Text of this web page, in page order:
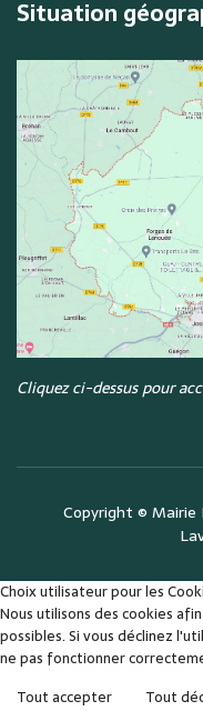
Situation
Cliquez ci-dessus pour
Copyright © Mairie
Choix utilisateur pour les
Nous utilisons des cookies
possibles. Si vous déclinez
ne pas fonctionner
Tout accepter
Tout